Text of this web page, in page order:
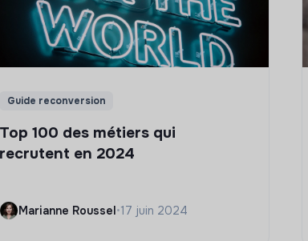
Guide reconversion
Top 100 des métiers qui
recrutent en 2024
Marianne Roussel•17 juin 2024